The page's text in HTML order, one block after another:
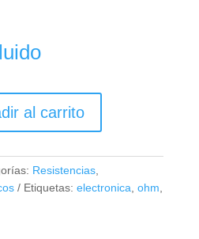
al carrito
Resistencias,
Etiquetas: electronica, ohm,